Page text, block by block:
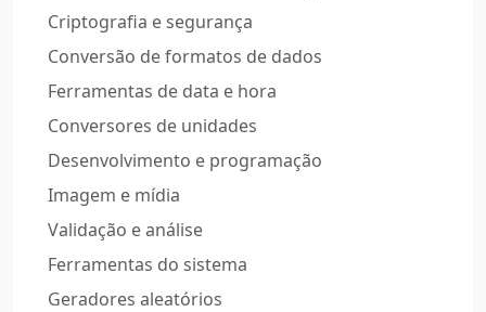
Criptografia e segurança
Conversão de formatos de dados
Ferramentas de data e hora
Conversores de unidades
Desenvolvimento e programação
Imagem e mídia
Validação e análise
Ferramentas do sistema
Geradores aleatórios